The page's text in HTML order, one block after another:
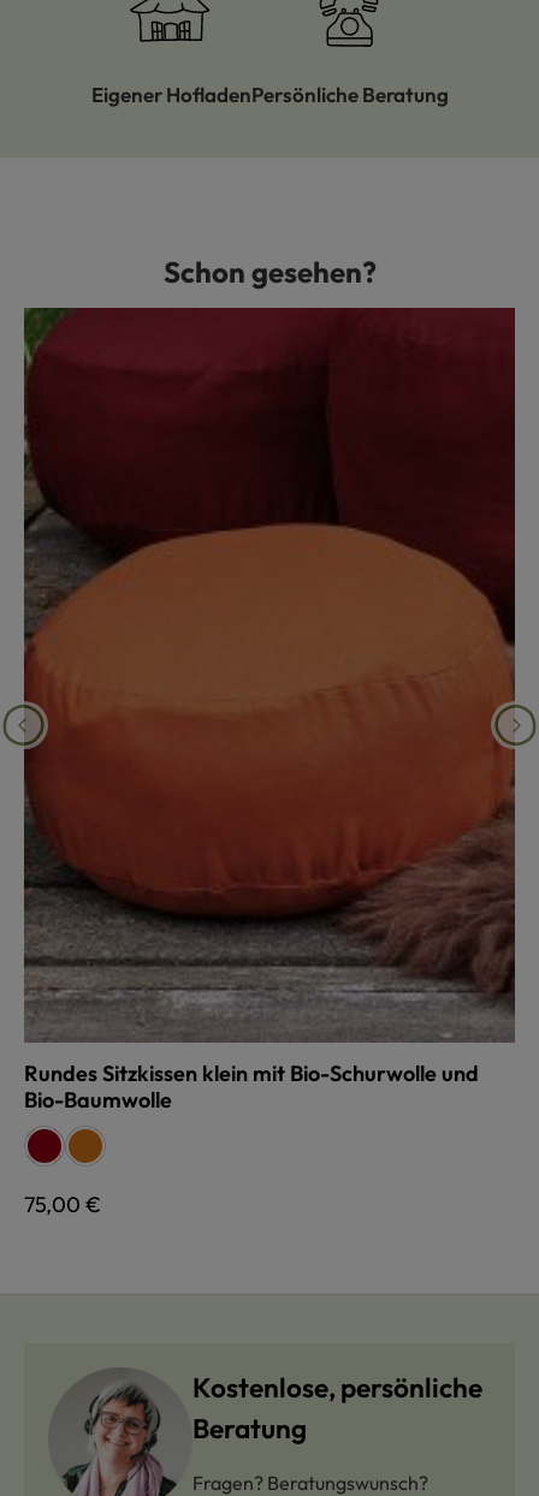
Eigener HofladenPersönliche Beratung
Produktgalerie überspringenSchon gesehen?
Rundes Sitzkissen klein mit Bio-Schurwolle und
Bio-Baumwolle
Farbe auswählen
rot terra
Regulärer Preis:
75,00 €
Kostenlose, persönliche
Beratung
Fragen? Beratungswunsch?